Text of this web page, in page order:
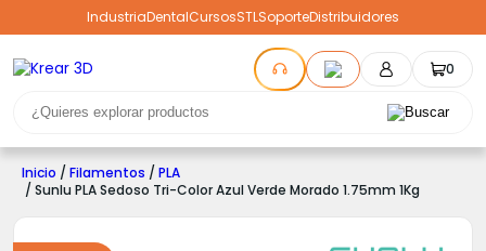
IndustriaDentalCursosSTLSoporteDistribuidores
0
Inicio / Filamentos / PLA
/ Sunlu PLA Sedoso Tri-Color Azul Verde Morado 1.75mm 1Kg